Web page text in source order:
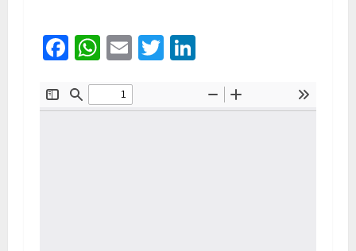
Facebook
WhatsApp
EmailTwitter